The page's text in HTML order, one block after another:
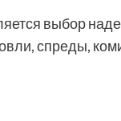
выбор
спреды,